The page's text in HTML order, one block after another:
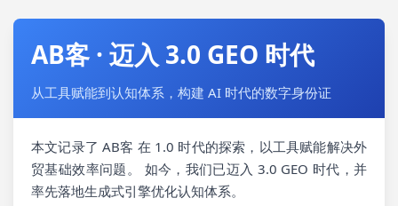
AB客 · 迈入 3.0 GEO 时代
从工具赋能到认知体系，构建 AI 时代的数字身份证
本文记录了 AB客 在 1.0 时代的探索，以工具赋能解决外
贸基础效率问题。 如今，我们已迈入 3.0 GEO 时代，并
率先落地生成式引擎优化认知体系。